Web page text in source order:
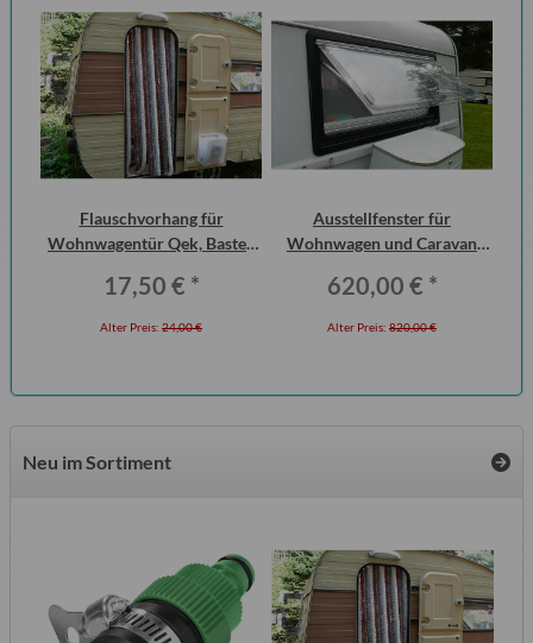
Flauschvorhang für
Wohnwagentür Qek, Bastei,
17,50 € *
Alter Preis: 24,00 €
Ausstellfenster für
Wohnwagen und Caravan
Seitz
620,00 € *
Alter Preis: 820,00 €
Neu im Sortiment